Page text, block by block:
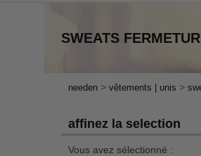
SWEATS
needen > vêtements | unis >
affinez la selection
Vous avez sélectionné :